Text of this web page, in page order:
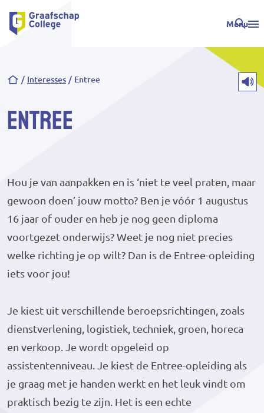
Menu
Kruimelpad
Interesses Entree
Entree
Hou je van aanpakken en is ‘niet te veel praten, maar
gewoon doen’ jouw motto? Ben je vóór 1 augustus
16 jaar of ouder en heb je nog geen diploma
voortgezet onderwijs? Weet je nog niet precies
welke richting je op wilt? Dan is de Entree-opleiding
iets voor jou!
Je kiest uit verschillende beroepsrichtingen, zoals
dienstverlening, logistiek, techniek, groen, horeca
en verkoop. Je wordt opgeleid op
assistentenniveau. Je kiest de Entree-opleiding als
je graag met je handen werkt en het leuk vindt om
praktisch bezig te zijn. Het is een echte